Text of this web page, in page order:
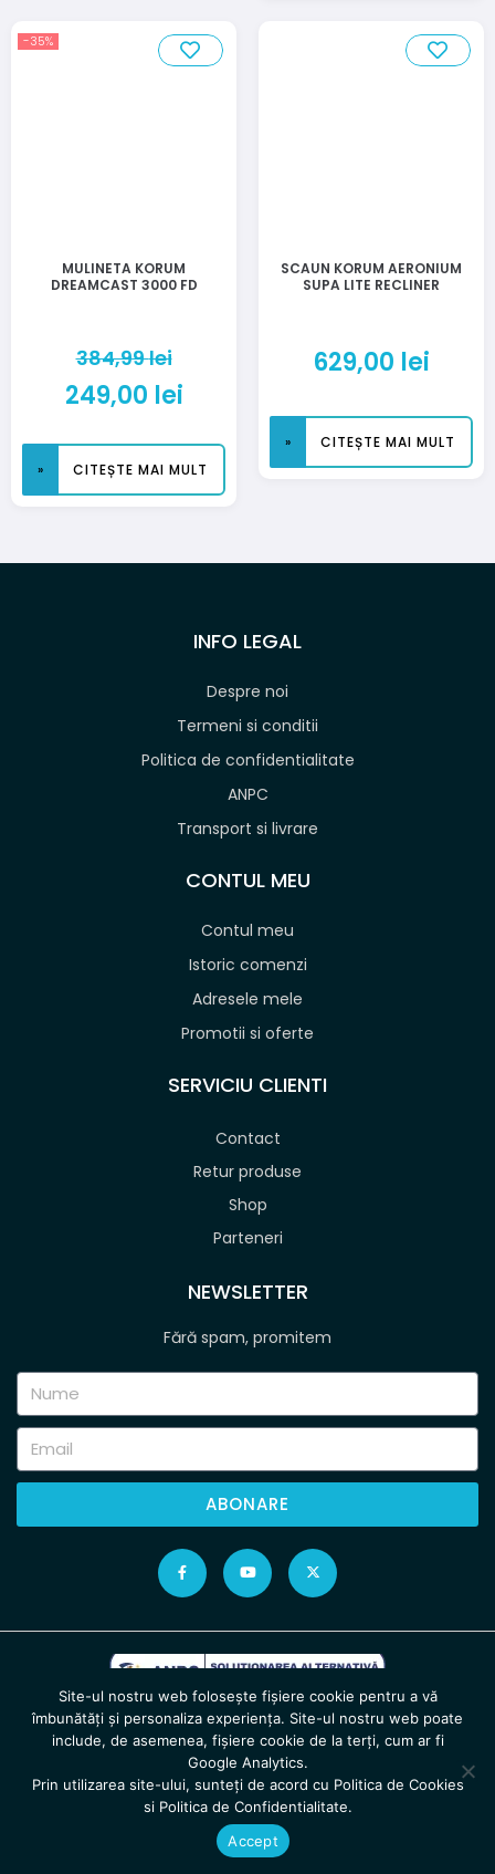
-35%
MULINETA KORUM
DREAMCAST 3000 FD
384,99lei
249,00 lei
CITEȘTE MAI MULT
SCAUN KORUM AERONIUM
SUPA LITE RECLINER
629,00 lei
CITEȘTE MAI MULT
INFO LEGAL
Despre noi
Termeni si conditii
Politica de confidentialitate
ANPC
Transport si livrare
CONTUL MEU
Contul meu
Istoric comenzi
Adresele mele
Promotii si oferte
SERVICIU CLIENTI
Contact
Retur produse
Shop
Parteneri
NEWSLETTER
Fără spam, promitem
ABONARE
Copyright © 2026 FEEDER FISHING SRL. Toate drepturile rezervate.
Site-ul nostru web folosește fișiere cookie pentru a vă
îmbunătăți și personaliza experiența. Site-ul nostru web poate
include, de asemenea, fișiere cookie de la terți, cum ar fi
Google Analytics.
Prin utilizarea site-ului, sunteți de acord cu Politica de Cookies
si Politica de Confidentialitate.
Accept